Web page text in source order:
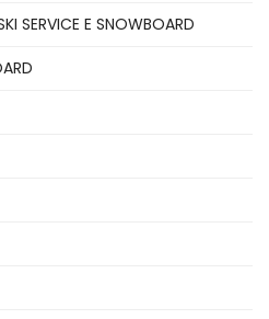
SERVICE E SNOWBOARD